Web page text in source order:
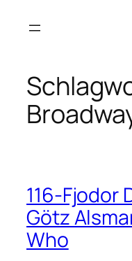
Inhalt
116-Fjodor
Götz
Who